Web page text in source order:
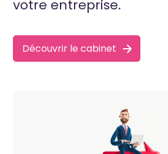
votre entreprise.
Découvrir le cabinet